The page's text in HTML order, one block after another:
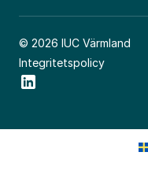
© 2026 IUC Värmland
Integritetspolicy
Social Icon